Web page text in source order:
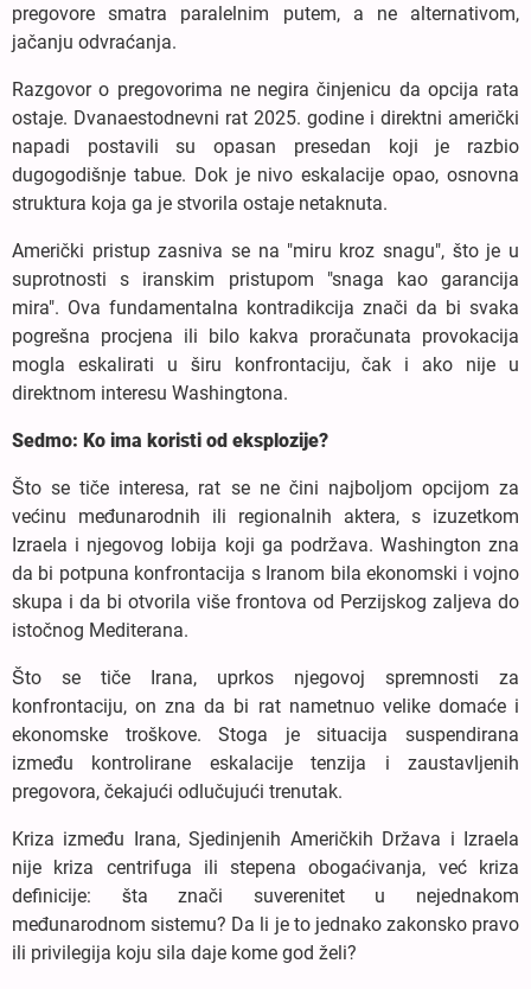
pregovore smatra paralelnim putem, a ne alternativom,
jačanju odvraćanja.
Razgovor o pregovorima ne negira činjenicu da opcija rata
ostaje. Dvanaestodnevni rat 2025. godine i direktni američki
napadi postavili su opasan presedan koji je razbio
dugogodišnje tabue. Dok je nivo eskalacije opao, osnovna
struktura koja ga je stvorila ostaje netaknuta.
Američki pristup zasniva se na "miru kroz snagu", što je u
suprotnosti s iranskim pristupom "snaga kao garancija
mira". Ova fundamentalna kontradikcija znači da bi svaka
pogrešna procjena ili bilo kakva proračunata provokacija
mogla eskalirati u širu konfrontaciju, čak i ako nije u
direktnom interesu Washingtona.
Sedmo: Ko ima koristi od eksplozije?
Što se tiče interesa, rat se ne čini najboljom opcijom za
većinu međunarodnih ili regionalnih aktera, s izuzetkom
Izraela i njegovog lobija koji ga podržava. Washington zna
da bi potpuna konfrontacija s Iranom bila ekonomski i vojno
skupa i da bi otvorila više frontova od Perzijskog zaljeva do
istočnog Mediterana.
Što se tiče Irana, uprkos njegovoj spremnosti za
konfrontaciju, on zna da bi rat nametnuo velike domaće i
ekonomske troškove. Stoga je situacija suspendirana
između kontrolirane eskalacije tenzija i zaustavljenih
pregovora, čekajući odlučujući trenutak.
Kriza između Irana, Sjedinjenih Američkih Država i Izraela
nije kriza centrifuga ili stepena obogaćivanja, već kriza
definicije: šta znači suverenitet u nejednakom
međunarodnom sistemu? Da li je to jednako zakonsko pravo
ili privilegija koju sila daje kome god želi?